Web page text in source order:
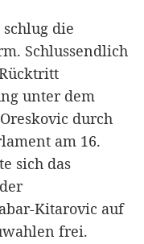
die
Schlussendlich
unter dem
durch
am 16.
sich das
Kitarovic auf
frei.